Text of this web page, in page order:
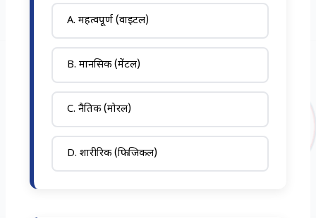
A. महत्वपूर्ण (वाइटल)
B. मानसिक (मेंटल)
C. नैतिक (मोरल)
D. शारीरिक (फिजिकल)